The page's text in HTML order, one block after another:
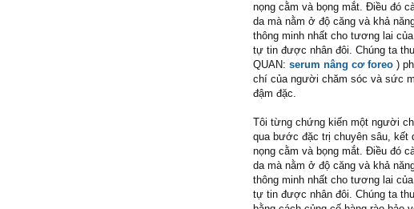
nọng cằm và bọng mắt. Điều đó
da mà nằm ở độ căng và khả
thông minh nhất cho tương lai
tự tin được nhân đôi. Chúng ta
QUAN: serum nâng cơ foreo )
chí của người chăm sóc và sức
đậm đặc.
Tôi từng chứng kiến một người
qua bước đặc trị chuyên sâu, kết
nọng cằm và bọng mắt. Điều đó
da mà nằm ở độ căng và khả
thông minh nhất cho tương lai
tự tin được nhân đôi. Chúng ta